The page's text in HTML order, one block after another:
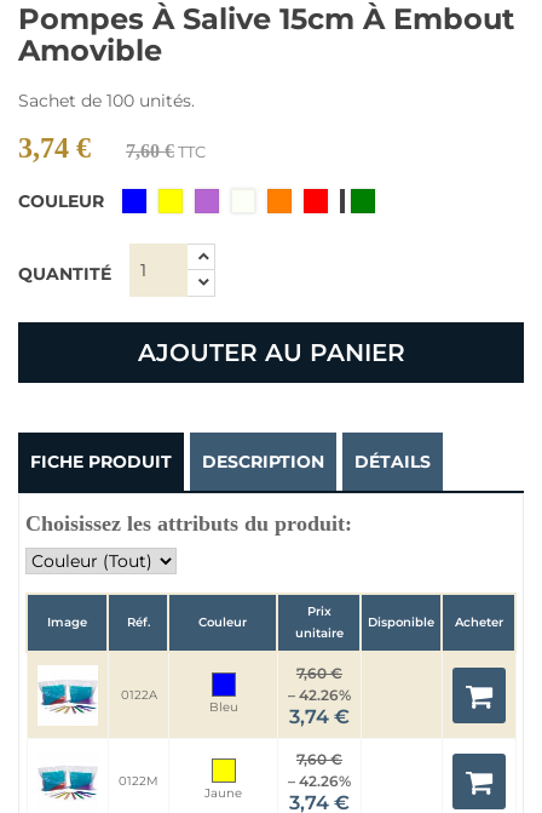
Pompes À Salive 15cm À Embout
Amovible
Sachet de 100 unités.
3,74 € 7,60 €TTC
COULEUR
QUANTITÉ
AJOUTER AU PANIER
FICHE PRODUIT DESCRIPTION DÉTAILS
Choisissez les attributs du produit:
Image Réf. Couleur
Prix
unitaire
Disponible Acheter
0122A
Bleu
7,60 €
– 42.26%
3,74 €
0122M
Jaune
7,60 €
– 42.26%
3,74 €